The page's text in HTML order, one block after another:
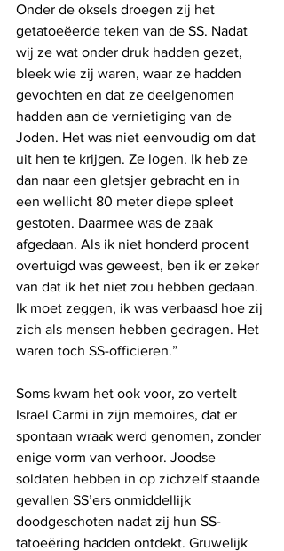
Onder de oksels droegen zij het
getatoeëerde teken van de SS. Nadat
wij ze wat onder druk hadden gezet,
bleek wie zij waren, waar ze hadden
gevochten en dat ze deelgenomen
hadden aan de vernietiging van de
Joden. Het was niet eenvoudig om dat
uit hen te krijgen. Ze logen. Ik heb ze
dan naar een gletsjer gebracht en in
een wellicht 80 meter diepe spleet
gestoten. Daarmee was de zaak
afgedaan. Als ik niet honderd procent
overtuigd was geweest, ben ik er zeker
van dat ik het niet zou hebben gedaan.
Ik moet zeggen, ik was verbaasd hoe zij
zich als mensen hebben gedragen. Het
waren toch SS-officieren.”
Soms kwam het ook voor, zo vertelt
Israel Carmi in zijn memoires, dat er
spontaan wraak werd genomen, zonder
enige vorm van verhoor. Joodse
soldaten hebben in op zichzelf staande
gevallen SS’ers onmiddellijk
doodgeschoten nadat zij hun SS-
tatoeëring hadden ontdekt. Gruwelijk